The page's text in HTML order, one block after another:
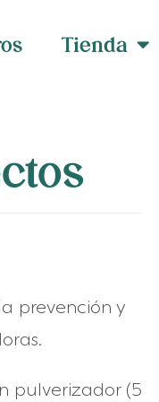
Tienda
prevención y
pulverizador (5